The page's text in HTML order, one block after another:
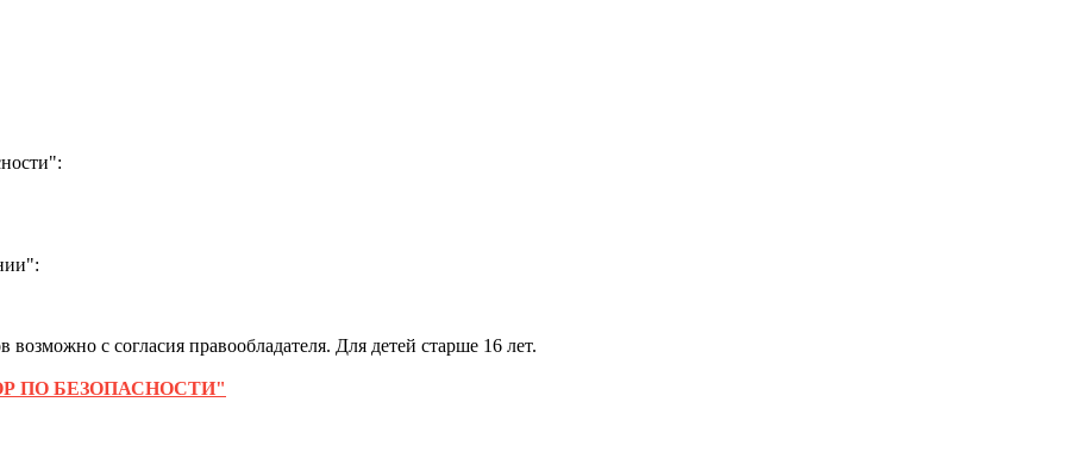
с согласия правообладателя. Для детей старше 16 лет.
ПО БЕЗОПАСНОСТИ"